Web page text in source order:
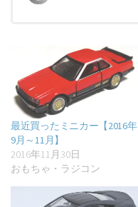
最近買ったミニカー【2016年
9月～11月】
2016年11月30日
おもちゃ・ラジコン